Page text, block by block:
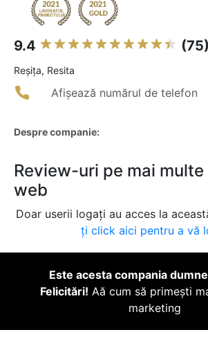
9.4 (75)
Reşiţa, Resita
Afișează numărul de telefon
Despre companie:
Review-uri pe mai
web
Doar userii logați au acces la
ți click aici pentru a vă
Este acesta compania
Felicitări! Aă cum să primești
marketing